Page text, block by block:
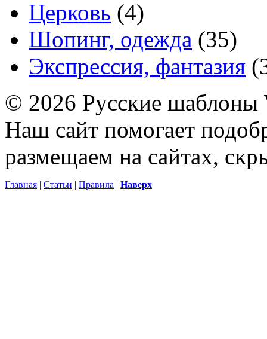
Церковь (4)
Шопинг, одежда (35)
Экспрессия, фантазия
© 2026 Русские шаблоны
Наш сайт помогает
размещаем на сайтах,
Главная | Статьи | Правила | Наверх